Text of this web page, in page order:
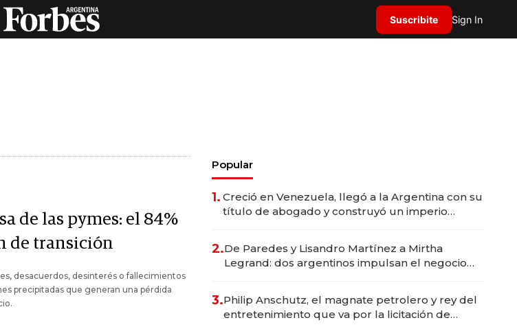
Suscribite Sign In
de las pymes: el 84%
de transición
desacuerdos, desinterés o fallecimientos
precipitadas que generan una pérdida
Popular
1. Creció en Venezuela, llegó a la Argentina con su
título de abogado y construyó un imperio
2.De Paredes y Lisandro Martínez a Mirtha
Legrand: dos argentinos impulsan el negocio
3.Philip Anschutz, el magnate petrolero y rey del
entretenimiento que va por la licitación de